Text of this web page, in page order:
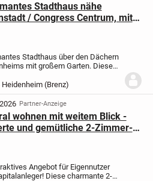
Stadthaus nähe
/ Congress Centrum, mit
Stadthaus über den Dächern
mit großem Garten. Dieses
mit absolut gesunder und
Bausubstanz. Es bietet Ihnen
Heidenheim (Brenz)
Partner-Anzeige
wohnen mit weitem Blick -
und gemütliche 2-Zimmer-
Angebot für Eigennutzer
Diese charmante 2-